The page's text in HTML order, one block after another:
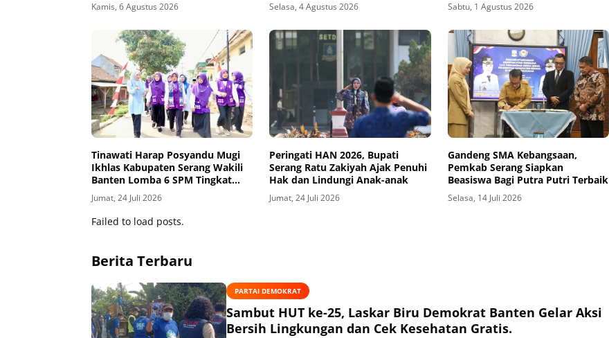
Kamis, 6 Agustus 2026 Selasa, 4 Agustus 2026 Sabtu, 1 Agustus 2026
Tinawati Harap Posyandu Mugi
Ikhlas Kabupaten Serang Wakili
Banten Lomba 6 SPM Tingkat
Nasional
Jumat, 24 Juli 2026
Peringati HAN 2026, Bupati
Serang Ratu Zakiyah Ajak Penuhi
Hak dan Lindungi Anak-anak
Jumat, 24 Juli 2026
Gandeng SMA Kebangsaan,
Pemkab Serang Siapkan
Beasiswa Bagi Putra Putri Terbaik
Selasa, 14 Juli 2026
Failed to load posts.
Berita Terbaru
PARTAI DEMOKRAT
Sambut HUT ke-25, Laskar Biru Demokrat Banten Gelar Aksi
Bersih Lingkungan dan Cek Kesehatan Gratis.